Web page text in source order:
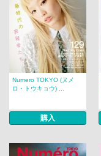
Numero TOKYO (ヌメ
ロ・トウキョウ) ...
購入